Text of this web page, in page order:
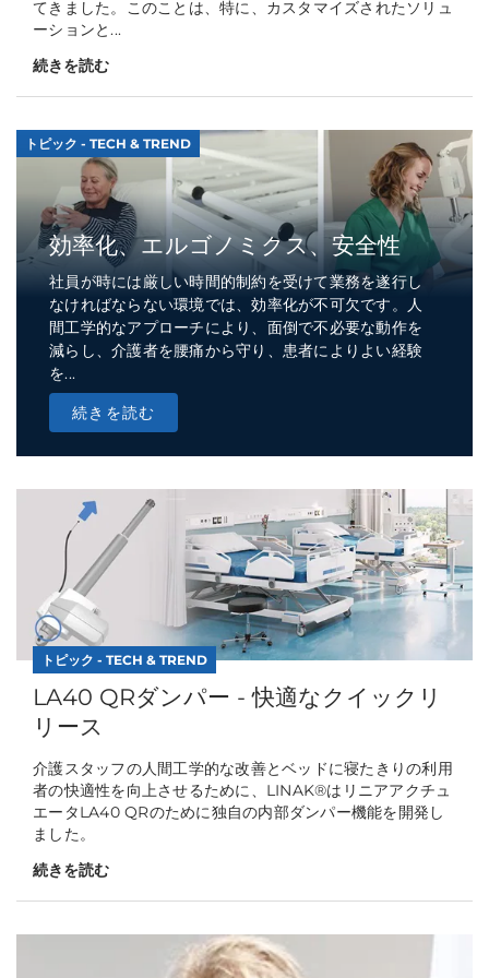
てきました。このことは、特に、カスタマイズされたソリュ
ーションと...
続きを読む
トピック - TECH & TREND
効率化、エルゴノミクス、安全性
社員が時には厳しい時間的制約を受けて業務を遂行し
なければならない環境では、効率化が不可欠です。人
間工学的なアプローチにより、面倒で不必要な動作を
減らし、介護者を腰痛から守り、患者によりよい経験
を...
続きを読む
トピック - TECH & TREND
LA40 QRダンパー - 快適なクイックリ
リース
介護スタッフの人間工学的な改善とベッドに寝たきりの利用
者の快適性を向上させるために、LINAK®はリニアアクチュ
エータLA40 QRのために独自の内部ダンパー機能を開発し
ました。
続きを読む